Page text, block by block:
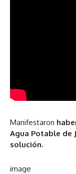
Manifestaron
Agua Potable de
solución.
image